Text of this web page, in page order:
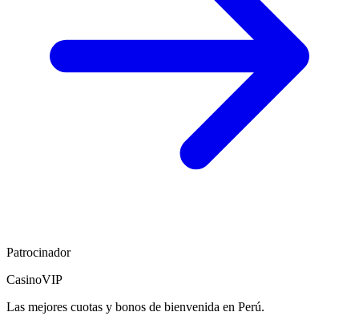
Patrocinador
CasinoVIP
Las mejores cuotas y bonos de bienvenida en Perú.